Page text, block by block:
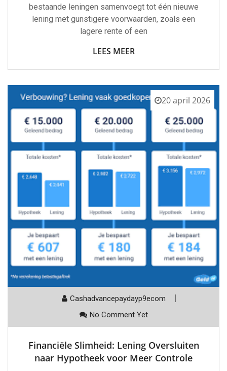
bestaande leningen samenvoegt tot één nieuwe
lening met gunstigere voorwaarden, zoals een
lagere rente of een
LEES MEER
20 april 2026
Cashadvancepaydayp9ecom
No Comment Yet
Financiële Slimheid: Lening Oversluiten
naar Hypotheek voor Meer Controle